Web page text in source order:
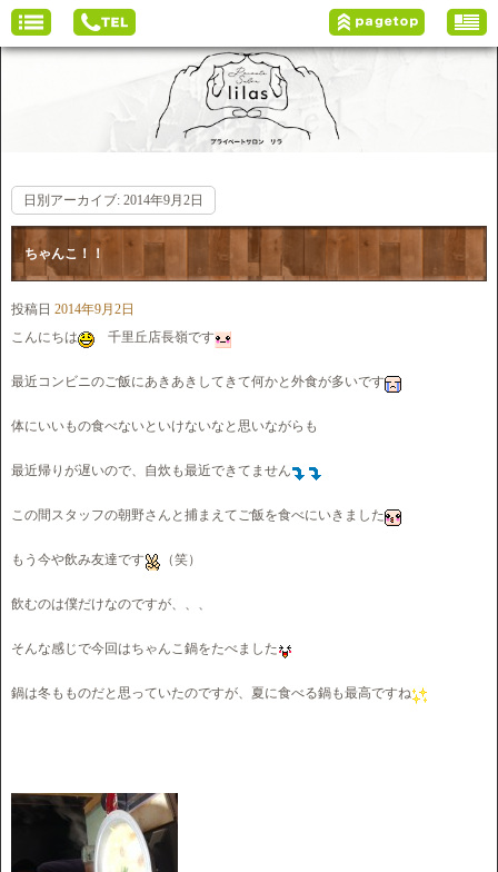
日別アーカイブ: 2014年9月2日
ちゃんこ！！
投稿日 2014年9月2日
こんにちは
千里丘店長嶺です
最近コンビニのご飯にあきあきしてきて何かと外食が多いです
体にいいもの食べないといけないなと思いながらも
最近帰りが遅いので、自炊も最近できてません
この間スタッフの朝野さんと捕まえてご飯を食べにいきました
もう今や飲み友達です （笑）
飲むのは僕だけなのですが、、、
そんな感じで今回はちゃんこ鍋をたべました
鍋は冬もものだと思っていたのですが、夏に食べる鍋も最高ですね